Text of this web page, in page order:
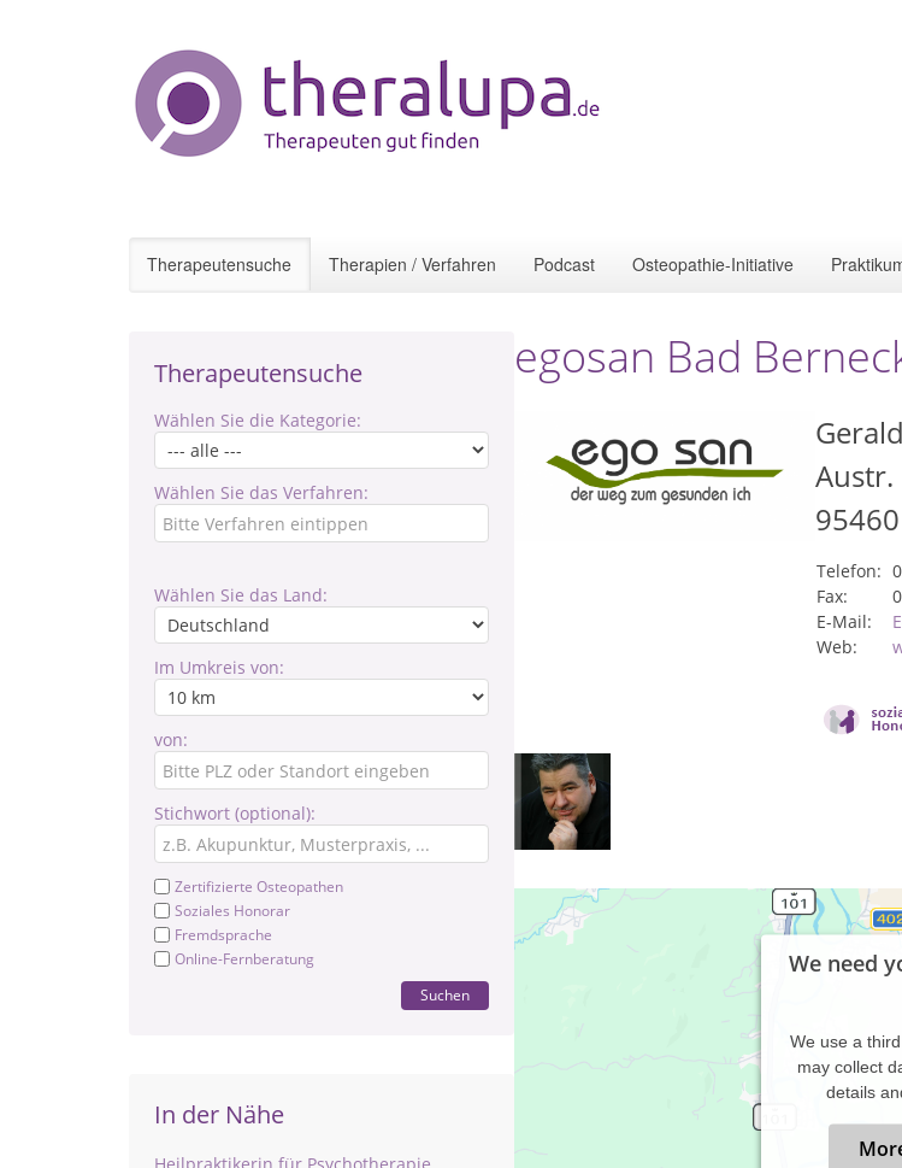
Therapeutensuche Therapien / Verfahren Podcast Osteopathie-Initiative
Therapeutensuche
Wählen Sie die Kategorie:
Wählen Sie das Verfahren:
Wählen Sie das Land:
Im Umkreis von:
von:
Stichwort (optional):
Zertifizierte Osteopathen
Soziales Honorar
Fremdsprache
Online-Fernberatung
Suchen
In der Nähe
egosan Bad
Austr.
95460
Telefon:
Fax:
E-Mail:
Web:
We need
We use a
may collect
details